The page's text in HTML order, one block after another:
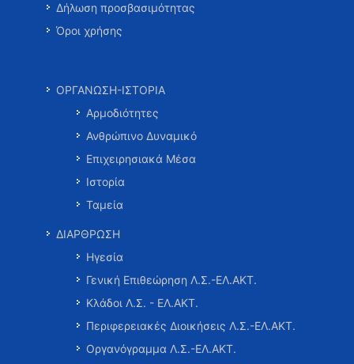
Δήλωση προσβασιμότητας
Όροι χρήσης
ΟΡΓΑΝΩΣΗ-ΙΣΤΟΡΙΑ
Αρμοδιότητες
Ανθρώπινο Δυναμικό
Επιχειρησιακά Μέσα
Ιστορία
Ταμεία
ΔΙΑΡΘΡΩΣΗ
Ηγεσία
Γενική Επιθεώρηση Λ.Σ.-ΕΛ.ΑΚΤ.
Κλάδοι Λ.Σ. - ΕΛ.ΑΚΤ.
Περιφερειακές Διοικήσεις Λ.Σ.-ΕΛ.ΑΚΤ.
Οργανόγραμμα Λ.Σ.-ΕΛ.ΑΚΤ.